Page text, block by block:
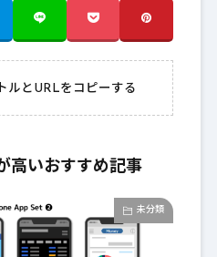
ルとURLをコピーする
高いおすすめ記事
未分類